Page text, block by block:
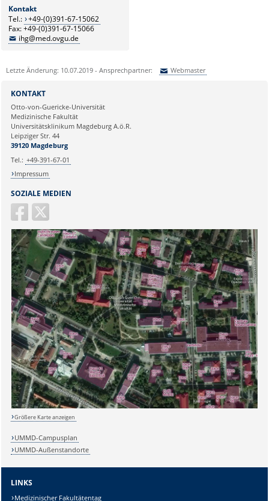
Kontakt
Tel.: +49-(0)391-67-15062
Fax: +49-(0)391-67-15066
ihg@med.ovgu.de
Letzte Änderung: 10.07.2019 - Ansprechpartner: Webmaster
Ihre E-Mailadresse:
Ihr Anliegen:
Sicherheitsabfrage:
SOZIALE MEDIEN
KONTAKT
Otto-von-Guericke-Universität
Medizinische Fakultät
Universitätsklinikum Magdeburg A.ö.R.
Leipziger Str. 44
39120 Magdeburg
Tel.: +49-391-67-01
Impressum
Größere Karte anzeigen
UMMD-Campusplan
UMMD-Außenstandorte
LINKS
Medizinischer Fakultätentag